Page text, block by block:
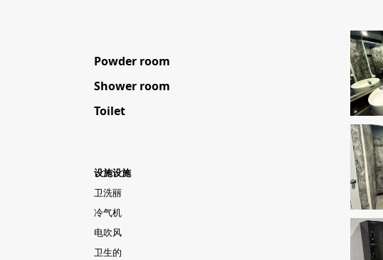
Powder room
Shower room
Toilet
设施设施
卫洗丽
冷气机
电吹风
卫生的